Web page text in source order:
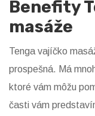
Benefity
masáže
Tenga vajíčko
prospešná. Má
ktoré vám môžu
časti vám